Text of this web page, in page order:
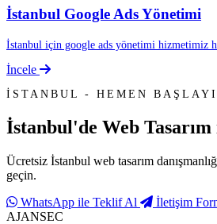
İstanbul Google Ads Yönetimi
İstanbul için google ads yönetimi hizmetimiz
İncele
İSTANBUL - HEMEN
İstanbul'de Web Tasarım
Ücretsiz İstanbul web tasarım
geçin.
WhatsApp ile Teklif Al
İletişim
AJANSEC